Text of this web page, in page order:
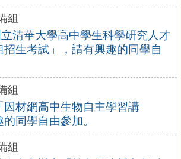
組
立清華大學高中學生科學研究人才
生考試」，請有興趣的同學自
組
因材網高中生物自主學習講
同學自由參加。
組